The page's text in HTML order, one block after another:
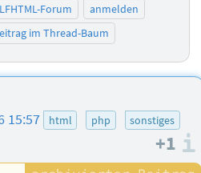
Forum
anmelden
im Thread-Baum
15:57 html php sonstiges
+1